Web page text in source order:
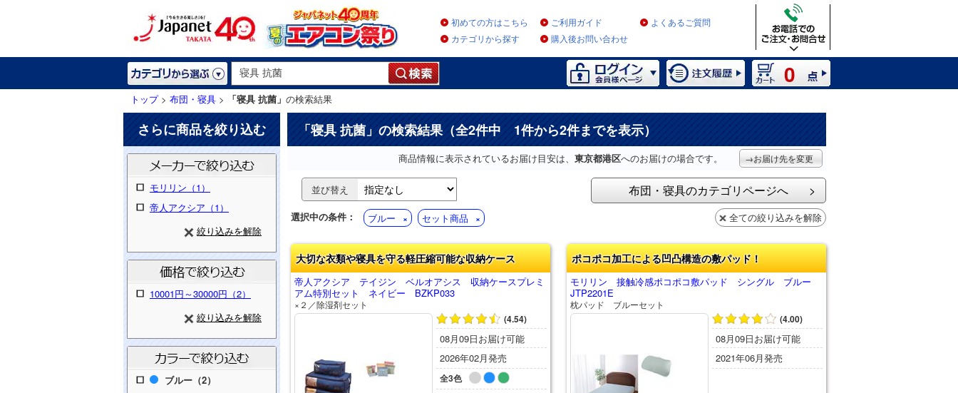
初めての方はこちら ご利用ガイド
よくあるご質問
カテゴリから探す
購入後お問い合わせ
0
トップ> 布団・寝具 > 「寝具 抗菌」 の検索結果
さらに商品を絞り込む
モリリン（1）
帝人アクシア（1）
絞り込みを解除
10001円～30000円（2）
絞り込みを解除
ブルー（2）
「寝具 抗菌」の検索結果（全2件中 1件から2件までを表示）
商品情報に表示されているお届け目安は、 東京都港区へのお届けの場合です。 →お届け先を変更
並び替え 布団・寝具のカテゴリページへ
選択中の条件： ブルー セット商品 全ての絞り込みを解除
大切な衣類や寝具を守る軽圧縮可能な収納ケース
帝人アクシア テイジン ベルオアシス 収納ケースプレミ
アム特別セット ネイビー BZKP033
×２／除湿剤セット
(4.54)
08月09日お届け可能
2026年02月発売
全3色
ポコポコ加工による凹凸構造の敷パッド！
モリリン 接触冷感ポコポコ敷パッド シングル ブルー
JTP2201E
枕パッド ブルーセット
(4.00)
08月09日お届け可能
2021年06月発売